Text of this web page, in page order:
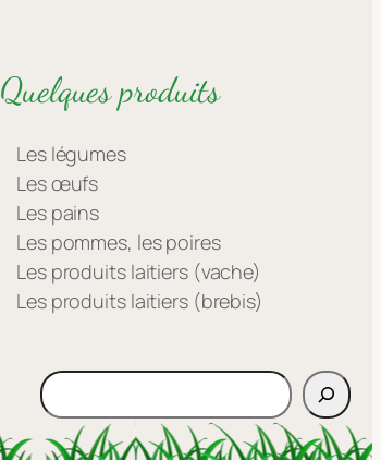
Quelques produits
Les légumes
Les œufs
Les pains
Les pommes, les poires
Les produits laitiers (vache)
Les produits laitiers (brebis)
Rechercher